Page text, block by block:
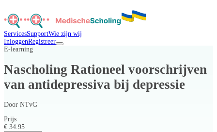
ServicesSupportWie zijn wij
InloggenRegistreer
E-learning
Nascholing Rationeel voorschrijven
van antidepressiva bij depressie
Door NTvG
Prijs
€ 34.95